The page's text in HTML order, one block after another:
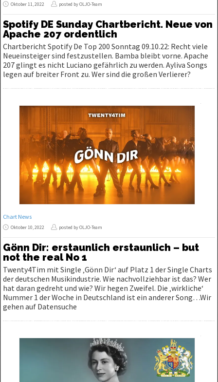
Oktober 11, 2022 posted by OLJO-Team
Spotify DE Sunday Chartbericht. Neue von
Apache 207 ordentlich
Chartbericht Spotify De Top 200 Sonntag 09.10.22: Recht viele
Neueinsteiger sind festzustellen. Bamba bleibt vorne. Apache
207 glingt es nicht Luciano gefährlich zu werden. Ayliva Songs
legen auf breiter Front zu. Wer sind die großen Verlierer?
Chart News
Oktober 10, 2022 posted by OLJO-Team
Gönn Dir: erstaunlich erstaunlich – but
not the real No 1
Twenty4Tim mit Single ‚Gönn Dir‘ auf Platz 1 der Single Charts
der deutschen Musikindustrie. Wie nachvollziehbar ist das? Wer
hat daran gedreht und wie? Wir hegen Zweifel. Die ‚wirkliche‘
Nummer 1 der Woche in Deutschland ist ein anderer Song…Wir
gehen auf Datensuche